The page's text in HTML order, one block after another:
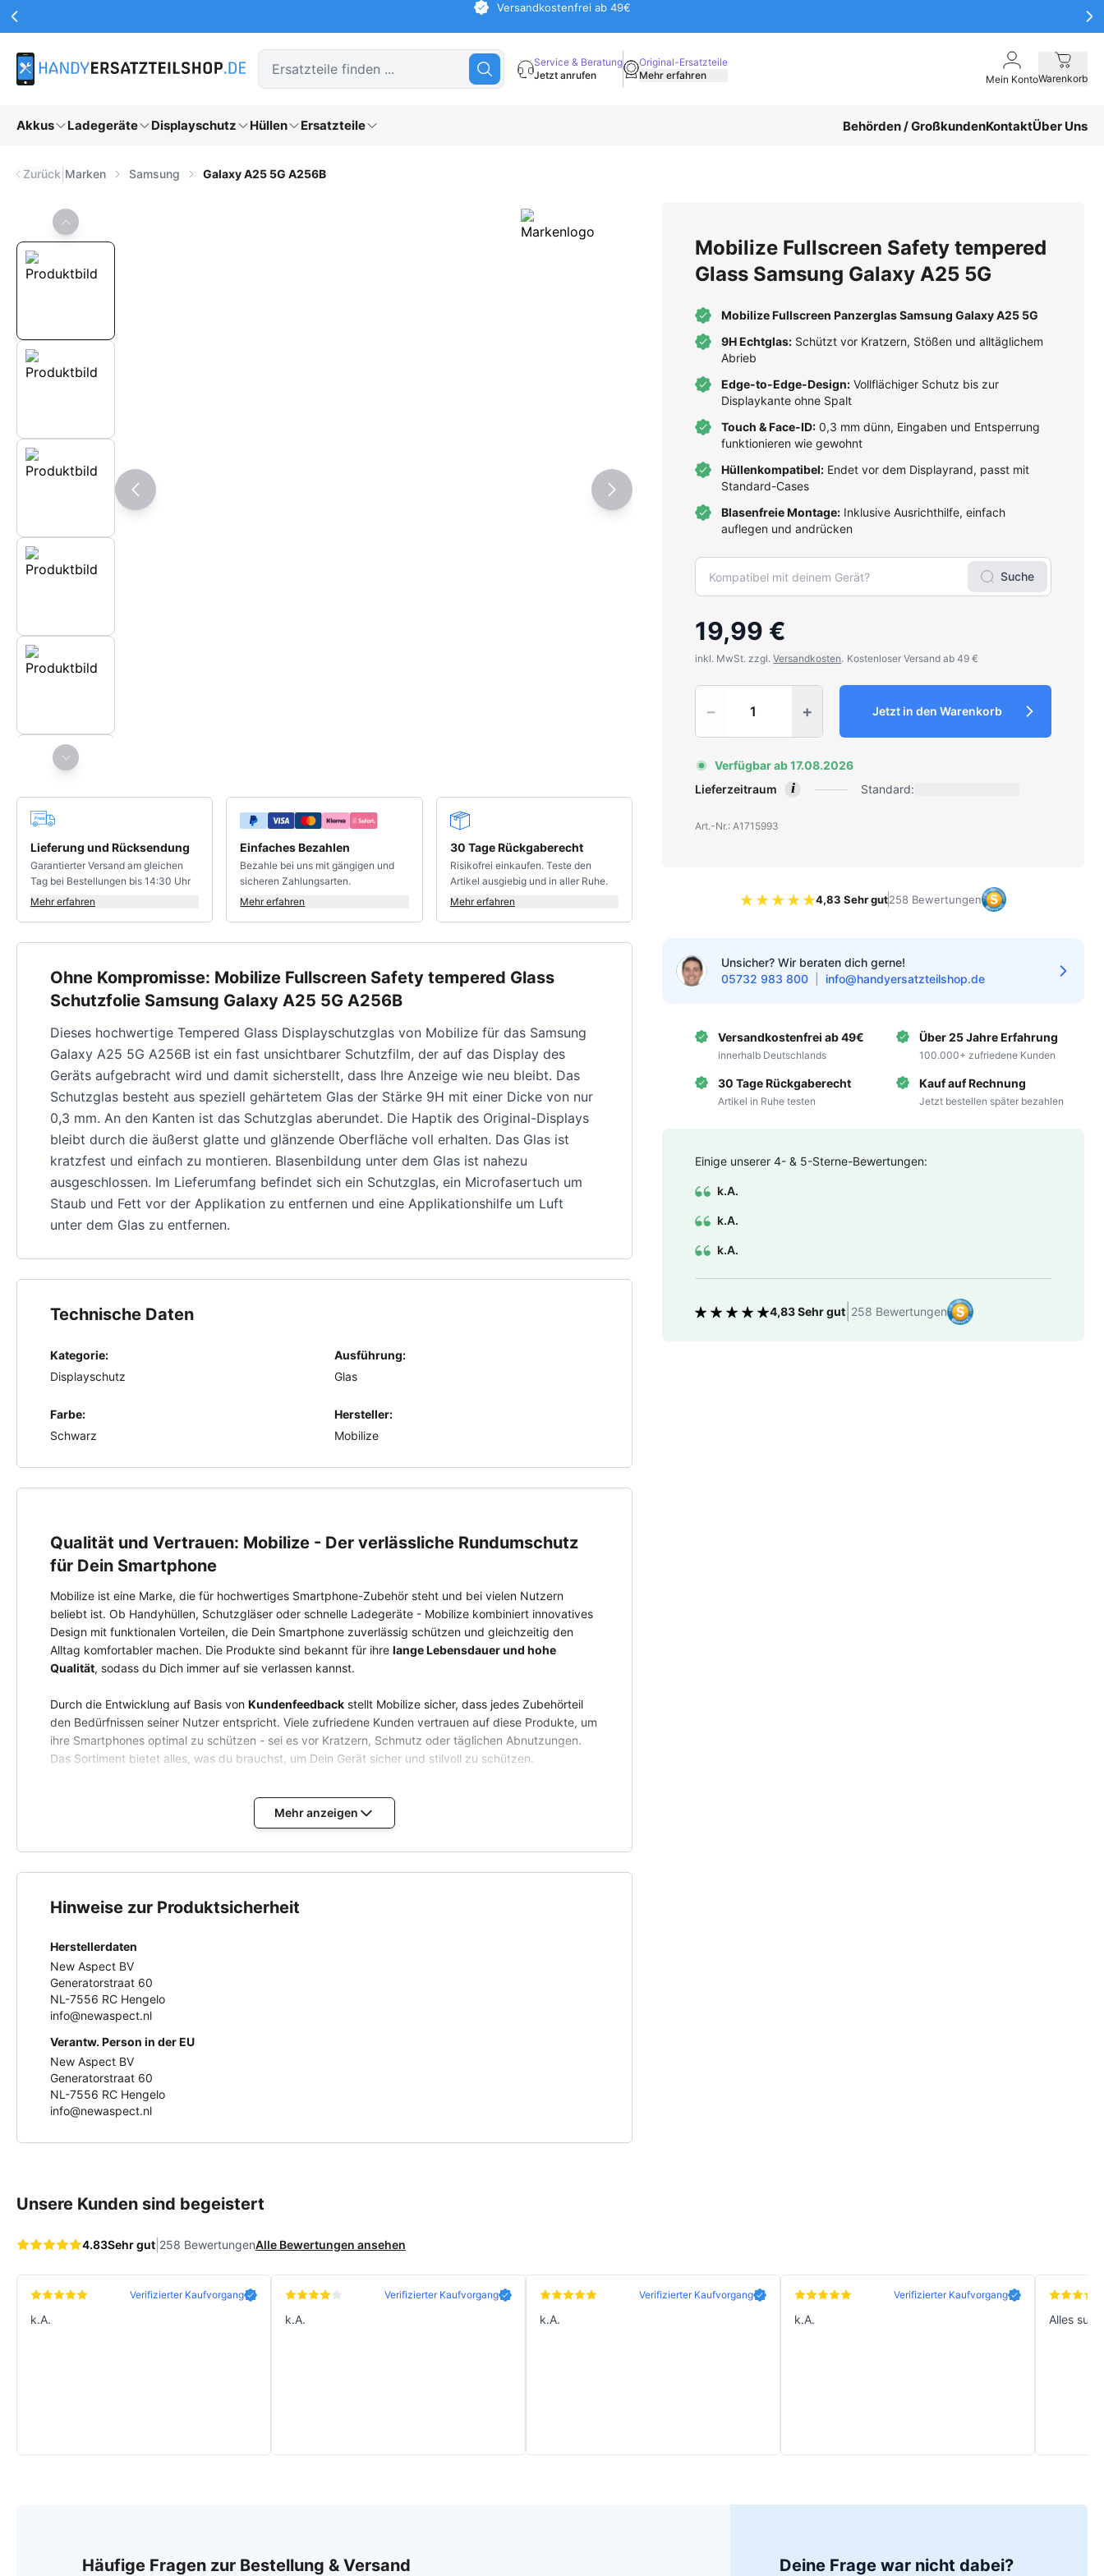
Zum Hauptinhalt springen
Werbeaktionen Kopfzeile Versandkostenfrei ab 49€
Service & Beratung
Jetzt anrufen
Original-Ersatzteile
Mehr erfahren
Mein KontoWarenkorb
Akkus Ladegeräte Displayschutz Hüllen Ersatzteile Behörden / GroßkundenKontaktÜber Uns
Zurück Marken Samsung Galaxy A25 5G A256B
Mobilize Fullscreen Safety tempered
Glass Samsung Galaxy A25 5G
Mobilize Fullscreen Panzerglas Samsung Galaxy A25 5G
9H Echtglas: Schützt vor Kratzern, Stößen und alltäglichem
Abrieb
Edge-to-Edge-Design: Vollflächiger Schutz bis zur
Displaykante ohne Spalt
Touch & Face-ID: 0,3 mm dünn, Eingaben und Entsperrung
funktionieren wie gewohnt
Hüllenkompatibel: Endet vor dem Displayrand, passt mit
Standard-Cases
Blasenfreie Montage: Inklusive Ausrichthilfe, einfach
auflegen und andrücken
Suche
19,99 €
inkl. MwSt. zzgl.Versandkosten. Kostenloser Versand ab 49 €
− + Jetzt in den Warenkorb
Verfügbar ab 17.08.2026
Lieferzeitraum
i Standard:
Art.-Nr.: A1715993
Bewertung 4.83 von 5 Sternen
4,83 Sehr gut258 Bewertungen
Unsicher? Wir beraten dich gerne!
05732 983 800
info@handyersatzteilshop.de
Versandkostenfrei ab 49€
innerhalb Deutschlands
Über 25 Jahre Erfahrung
100.000+ zufriedene Kunden
30 Tage Rückgaberecht
Artikel in Ruhe testen
Kauf auf Rechnung
Jetzt bestellen später bezahlen
Einige unserer 4- & 5-Sterne-Bewertungen:
k.A.
k.A.
k.A.
Bewertung 4.83 von 5 Sternen
4,83 Sehr gut 258 Bewertungen
Lieferung und Rücksendung
Garantierter Versand am gleichen
Tag bei Bestellungen bis 14:30 Uhr
Mehr erfahren
Einfaches Bezahlen
Bezahle bei uns mit gängigen und
sicheren Zahlungsarten.
Mehr erfahren
30 Tage Rückgaberecht
Risikofrei einkaufen. Teste den
Artikel ausgiebig und in aller Ruhe.
Mehr erfahren
Ohne Kompromisse: Mobilize Fullscreen Safety tempered Glass
Schutzfolie Samsung Galaxy A25 5G A256B
Dieses hochwertige Tempered Glass Displayschutzglas von Mobilize für das Samsung
Galaxy A25 5G A256B ist ein fast unsichtbarer Schutzfilm, der auf das Display des
Geräts aufgebracht wird und damit sicherstellt, dass Ihre Anzeige wie neu bleibt. Das
Schutzglas besteht aus speziell gehärtetem Glas der Stärke 9H mit einer Dicke von nur
0,3 mm. An den Kanten ist das Schutzglas aberundet. Die Haptik des Original-Displays
bleibt durch die äußerst glatte und glänzende Oberfläche voll erhalten. Das Glas ist
kratzfest und einfach zu montieren. Blasenbildung unter dem Glas ist nahezu
ausgeschlossen. Im Lieferumfang befindet sich ein Schutzglas, ein Microfasertuch um
Staub und Fett vor der Applikation zu entfernen und eine Applikationshilfe um Luft
unter dem Glas zu entfernen.
Technische Daten
Kategorie:
Displayschutz
Ausführung:
Glas
Farbe:
Schwarz
Hersteller:
Mobilize
Qualität und Vertrauen: Mobilize - Der verlässliche Rundumschutz
für Dein Smartphone
Mobilize ist eine Marke, die für hochwertiges Smartphone-Zubehör steht und bei vielen Nutzern
beliebt ist. Ob Handyhüllen, Schutzgläser oder schnelle Ladegeräte - Mobilize kombiniert innovatives
Design mit funktionalen Vorteilen, die Dein Smartphone zuverlässig schützen und gleichzeitig den
Alltag komfortabler machen. Die Produkte sind bekannt für ihre lange Lebensdauer und hohe
Qualität, sodass du Dich immer auf sie verlassen kannst.
Durch die Entwicklung auf Basis von Kundenfeedback stellt Mobilize sicher, dass jedes Zubehörteil
den Bedürfnissen seiner Nutzer entspricht. Viele zufriedene Kunden vertrauen auf diese Produkte, um
ihre Smartphones optimal zu schützen - sei es vor Kratzern, Schmutz oder täglichen Abnutzungen.
Das Sortiment bietet alles, was du brauchst, um Dein Gerät sicher und stilvoll zu schützen.
Schütze, was Dir wichtig ist - entdecke jetzt das vielfältige Sortiment von Mobilize und finde das
perfekte Zubehör für Dein Smartphone. Verlass Dich auf Qualität, die den Unterschied macht!
Mehr anzeigen
Hinweise zur Produktsicherheit
Herstellerdaten
New Aspect BV
Generatorstraat 60
NL-7556 RC Hengelo
info@newaspect.nl
Verantw. Person in der EU
New Aspect BV
Generatorstraat 60
NL-7556 RC Hengelo
info@newaspect.nl
Unsere Kunden sind begeistert
4.83Sehr gut 258 BewertungenAlle Bewertungen ansehen
Verifizierter Kaufvorgang
k.A.
Verifizierter Kaufvorgang
k.A.
Verifizierter Kaufvorgang
k.A.
Verifizierter Kaufvorgang
k.A. Alles
Häufige Fragen zur Bestellung & Versand Deine Frage war nicht dabei?